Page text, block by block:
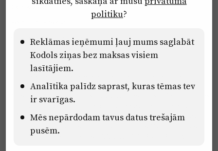
Ētikas kodekss
Pārredzamības paziņojumi
Eiropas Savienības Atveseļošanas un noturības mehānisma plāna
2.2. reformu un investīciju virziena “Uzņēmumu digitālā
transformācija un inovācijas” 2.2.1.5.i. investīcijas “Mediju nozares
uzņēmumu digitālās transformācijas veicināšana” pasākuma
“Mācības mediju nozares speciālistu digitālās kompetences un
zināšanu pilnveidošanai” projektā Latvijas Mediju nozares
kompetenču centrs (2.2.1.5.i.0/2/24/A/CFLA/001).
politiku?
Reklāmas ieņēmumi ļauj mums saglabāt
Kodols ziņas bez maksas visiem
lasītājiem.
Analītika palīdz saprast, kuras tēmas tev
ir svarīgas.
Mēs nepārdodam tavus datus trešajām
pusēm.